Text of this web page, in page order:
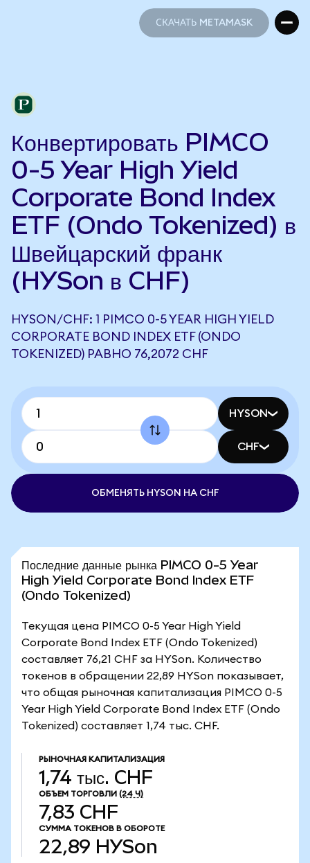
СКАЧАТЬ METAMASK
Конвертировать PIMCO
0-5 Year High Yield
Corporate Bond Index
ETF (Ondo Tokenized) в
Швейцарский франк
(HYSon в CHF)
HYSON/CHF: 1 PIMCO 0-5 YEAR HIGH YIELD
CORPORATE BOND INDEX ETF (ONDO
TOKENIZED) РАВНО 76,2072 CHF
HYSON
CHF
ОБМЕНЯТЬ HYSON НА CHF
Последние данные рынка PIMCO 0-5 Year
High Yield Corporate Bond Index ETF
(Ondo Tokenized)
Текущая цена PIMCO 0-5 Year High Yield
Corporate Bond Index ETF (Ondo Tokenized)
составляет 76,21 CHF за HYSon. Количество
токенов в обращении 22,89 HYSon показывает,
что общая рыночная капитализация PIMCO 0-5
Year High Yield Corporate Bond Index ETF (Ondo
Tokenized) составляет 1,74 тыс. CHF.
РЫНОЧНАЯ КАПИТАЛИЗАЦИЯ
1,74 тыс. CHF
ОБЪЕМ ТОРГОВЛИ (24 Ч)
7,83 CHF
СУММА ТОКЕНОВ В ОБОРОТЕ
22,89 HYSon